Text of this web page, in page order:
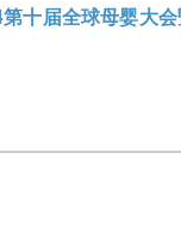
第十届全球母婴大